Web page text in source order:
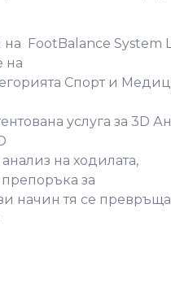
FootBalance System
на
Спорт и
услуга за 3D
на ходилата,
за
начин тя се